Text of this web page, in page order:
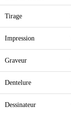
Tirage
Impression
Graveur
Dentelure
Dessinateur